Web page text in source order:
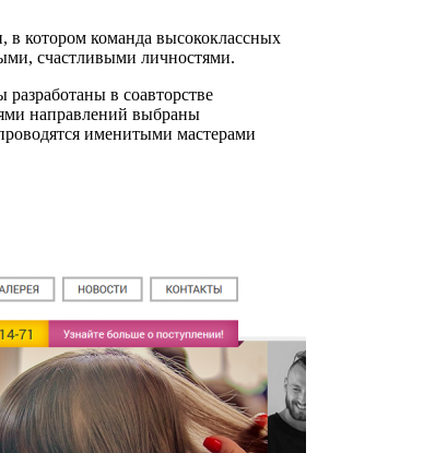
котором команда высококлассных
счастливыми личностями.
в соавторстве
направлений выбраны
именитыми мастерами